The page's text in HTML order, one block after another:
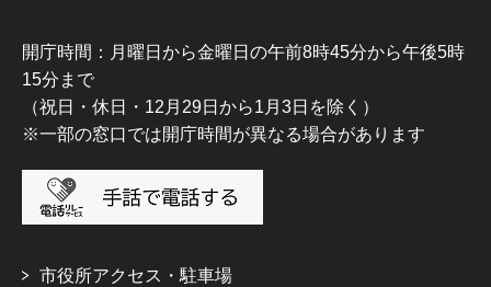
開庁時間：月曜日から金曜日の午前8時45分から午後5時
15分まで
（祝日・休日・12月29日から1月3日を除く）
※一部の窓口では開庁時間が異なる場合があります
市役所アクセス・駐車場